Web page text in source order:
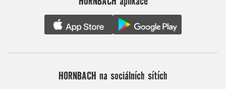
HORNBACH na sociálních sítích